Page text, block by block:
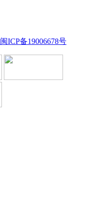
闽ICP备19006678号